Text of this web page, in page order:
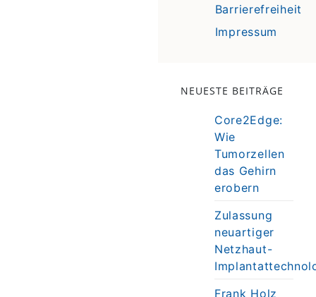
Barrierefreiheit
Impressum
NEUESTE BEITRÄGE
Core2Edge:
Wie
Tumorzellen
das Gehirn
erobern
Zulassung
neuartiger
Netzhaut-
Frank Holz